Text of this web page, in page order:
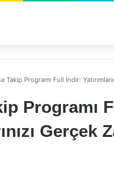
Takip Programı Full İndir:
Programı
Gerçek